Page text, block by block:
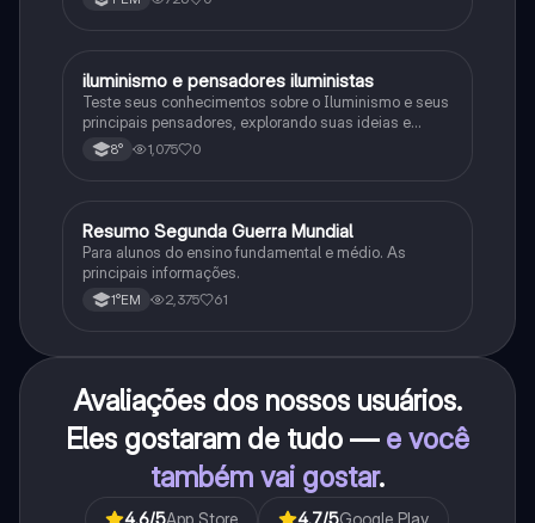
História
iluminismo e pensadores iluministas
Teste seus conhecimentos sobre o Iluminismo e seus
principais pensadores, explorando suas ideias e
impacto histórico.
8° 1,075 0
História
Resumo Segunda Guerra Mundial
Para alunos do ensino fundamental e médio. As
principais informações.
1°EM 2,375 61
Avaliações dos nossos usuários.
Eles gostaram de tudo — e você
também vai gostar.